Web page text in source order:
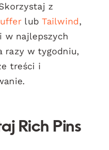
z
lubTailwind,
w najlepszych
razy w tygodniu,
treści i
Rich Pins